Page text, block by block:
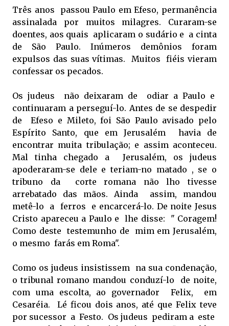
Três anos passou Paulo em Efeso, permanência
assinalada por muitos milagres. Curaram-se
doentes, aos quais aplicaram o sudário e a cinta
de São Paulo. Inúmeros demônios foram
expulsos das suas vítimas. Muitos fiéis vieram
confessar os pecados.
Os judeus não deixaram de odiar a Paulo e
continuaram a perseguí-lo. Antes de se despedir
de Efeso e Mileto, foi São Paulo avisado pelo
Espírito Santo, que em Jerusalém havia de
encontrar muita tribulação; e assim aconteceu.
Mal tinha chegado a Jerusalém, os judeus
apoderaram-se dele e teriam-no matado , se o
tribuno da corte romana não lho tivesse
arrebatado das mãos. Ainda assim, mandou
metê-lo a ferros e encarcerá-lo. De noite Jesus
Cristo apareceu a Paulo e lhe disse: " Coragem!
Como deste testemunho de mim em Jerusalém,
o mesmo farás em Roma".
Como os judeus insistissem na sua condenação,
o tribunal romano mandou conduzí-lo de noite,
com uma escolta, ao governador Felix, em
Cesaréia. Lé ficou dois anos, até que Felix teve
por sucessor a Festo. Os judeus pediram a este